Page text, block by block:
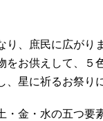
、庶民に広がり
をお供えして、５
、星に祈るお祭り
・金・水の五つ要